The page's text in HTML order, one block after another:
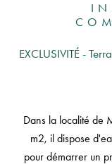
EXCLUSIVITÉ -
Dans la localité de
m2, il dispose
pour démarrer un